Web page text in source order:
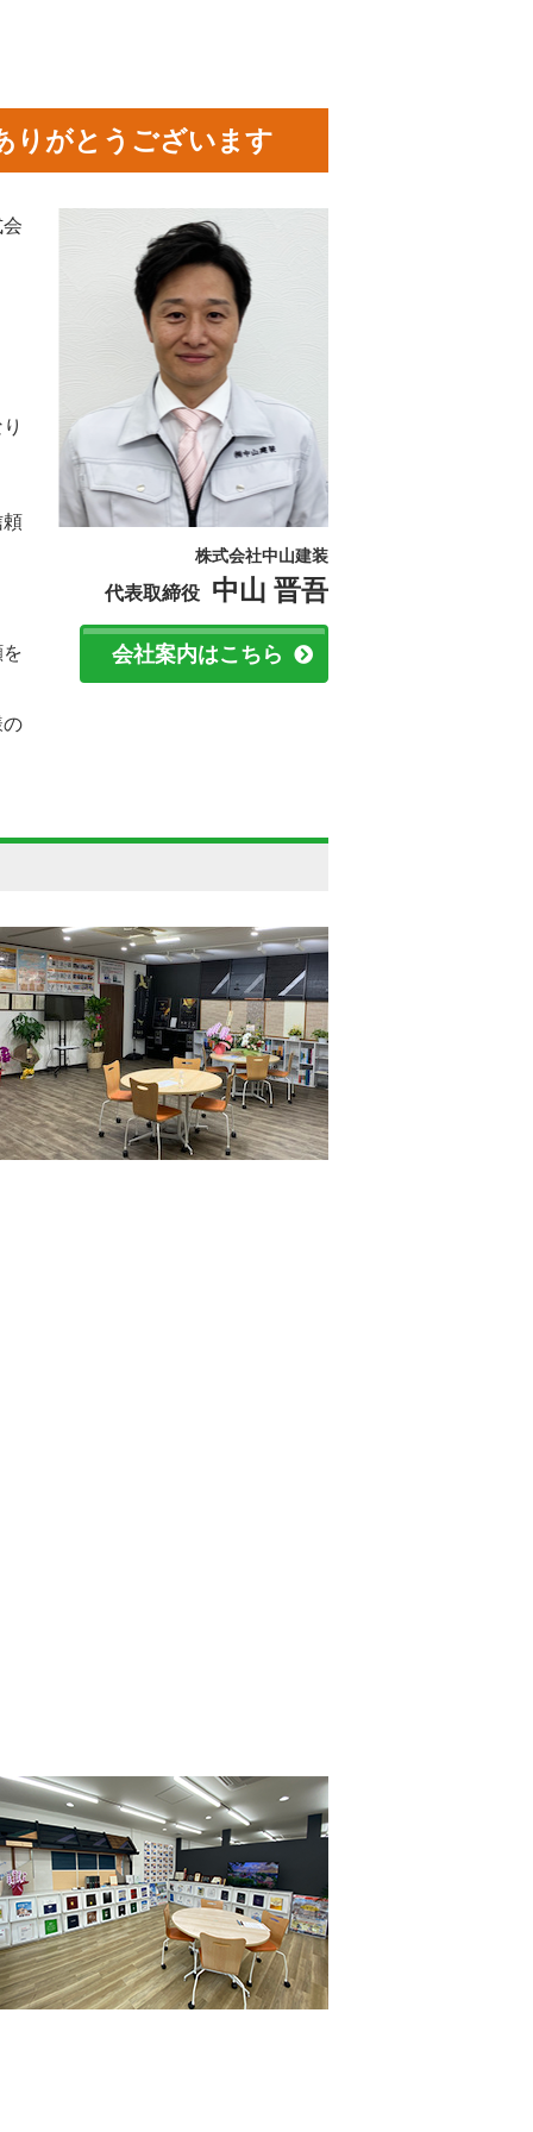
りがとうございます
株式会社中山建装
代表取締役 中山 晋吾
会社案内はこちら